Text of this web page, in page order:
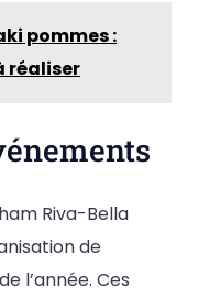
pommes :
réaliser
Riva-Bella
de
l’année. Ces